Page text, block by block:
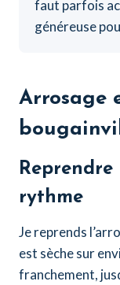
faut parfois
généreuse
Arrosage
Reprendre
rythme
Je reprends
est sèche sur
franchement,